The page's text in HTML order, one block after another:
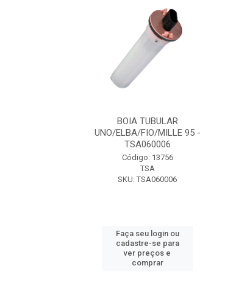
BOIA TUBULAR
UNO/ELBA/FIO/MILLE 95 -
TSA060006
Código: 13756
TSA
SKU: TSA060006
Faça seu login ou
cadastre-se para
ver preços e
comprar